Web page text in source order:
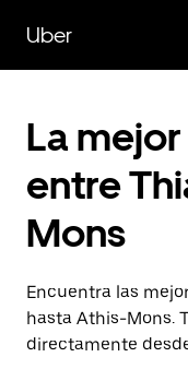
contenido
principal
Uber
La
entre
Mons
Encuentra las
hasta Athis-Mons.
directamente